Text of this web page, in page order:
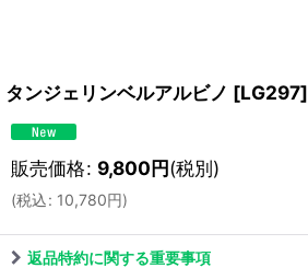
タンジェリンベルアルビノ [LG297]
販売価格: 9,800円(税別)
(税込: 10,780円)
返品特約に関する重要事項